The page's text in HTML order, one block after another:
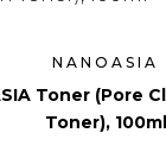
NANOASIA
Toner (Pore
Toner), 100ml